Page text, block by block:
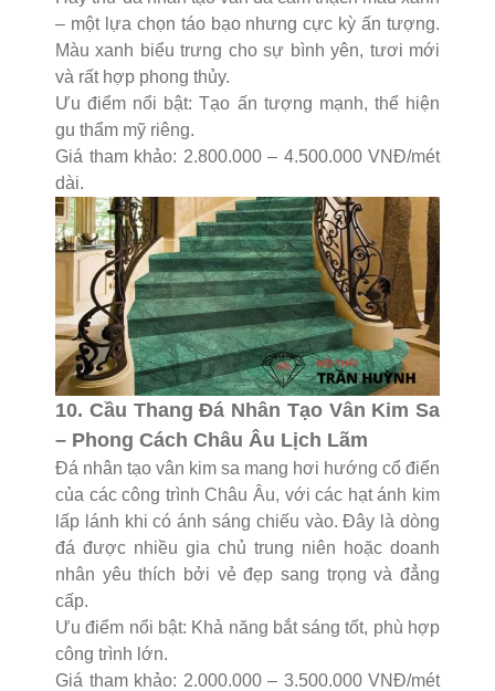
– một lựa chọn táo bạo nhưng cực kỳ ấn tượng.
Màu xanh biểu trưng cho sự bình yên, tươi mới
và rất hợp phong thủy.
Ưu điểm nổi bật: Tạo ấn tượng mạnh, thể hiện
gu thẩm mỹ riêng.
Giá tham khảo: 2.800.000 – 4.500.000 VNĐ/mét
dài.
10. Cầu Thang Đá Nhân Tạo Vân Kim Sa
– Phong Cách Châu Âu Lịch Lãm
Đá nhân tạo vân kim sa mang hơi hướng cổ điển
của các công trình Châu Âu, với các hạt ánh kim
lấp lánh khi có ánh sáng chiếu vào. Đây là dòng
đá được nhiều gia chủ trung niên hoặc doanh
nhân yêu thích bởi vẻ đẹp sang trọng và đẳng
cấp.
Ưu điểm nổi bật: Khả năng bắt sáng tốt, phù hợp
công trình lớn.
Giá tham khảo: 2.000.000 – 3.500.000 VNĐ/mét